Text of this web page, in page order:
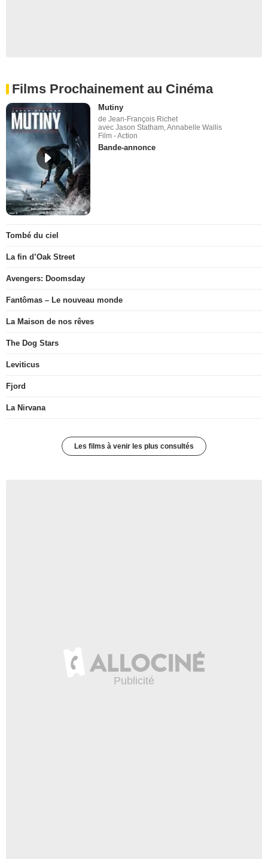
Films Prochainement au Cinéma
Mutiny
de Jean-François Richet
avec Jason Statham, Annabelle Wallis
Film - Action
Bande-annonce
Tombé du ciel
La fin d’Oak Street
Avengers: Doomsday
Fantômas – Le nouveau monde
La Maison de nos rêves
The Dog Stars
Leviticus
Fjord
La Nirvana
Les films à venir les plus consultés